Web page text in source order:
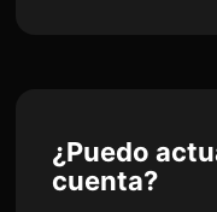
¿Puedo
cuenta?